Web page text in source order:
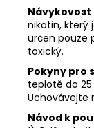
nikotin, který
určen pouze
toxický.
Pokyny pro
teplotě do
Uchovávejte
Návod k